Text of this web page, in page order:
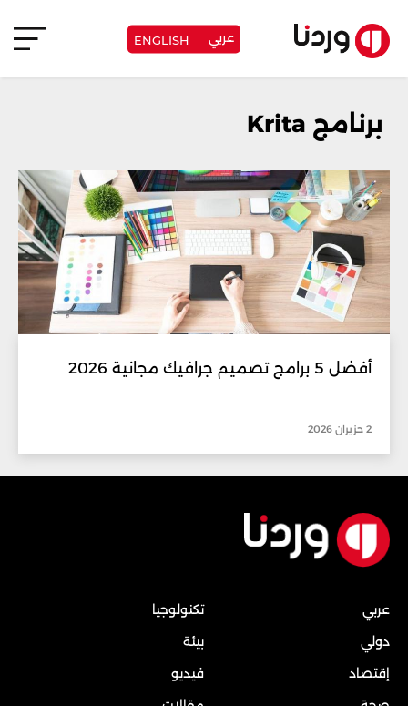
عربي ENGLISH
برنامج Krita
أفضل 5 برامج تصميم جرافيك مجانية 2026
2 حزيران 2026
عربي
دولي
إقتصاد
تكنولوجيا
بيئة
فيديو